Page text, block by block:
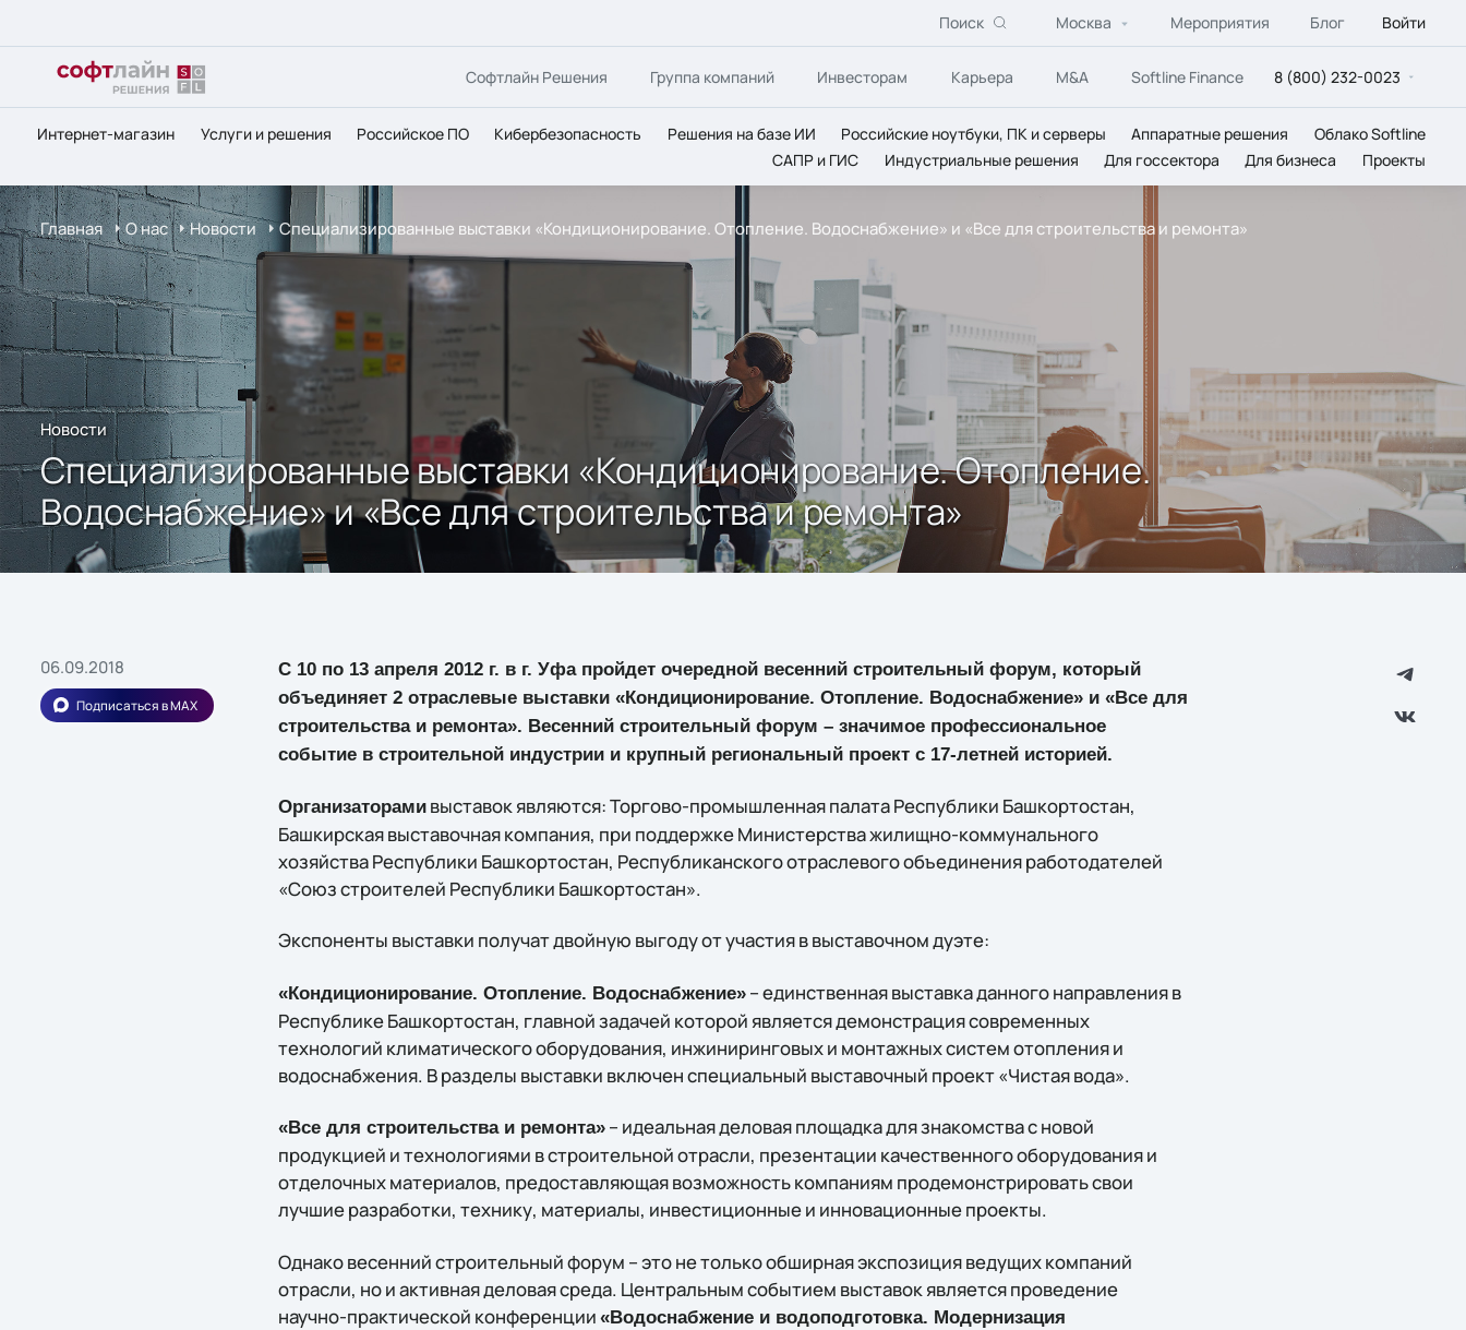
Поиск Москва Мероприятия Блог Войти
Софтлайн Решения Группа компаний Инвесторам Карьера M&A Softline Finance 8 (800) 232-0023
Интернет-магазин Услуги и решения Российское ПО Кибербезопасность Решения на базе ИИ Российские ноутбуки, ПК и серверы Аппаратные решения
Облако Softline
САПР и ГИС
Индустриальные решения Для госсектора Для бизнеса Проекты
Главная О нас Новости Специализированные выставки «Кондиционирование. Отопление. Водоснабжение» и «Все для строительства и ремонта»
Новости
Специализированные выставки «Кондиционирование. Отопление.
Водоснабжение» и «Все для строительства и ремонта»
06.09.2018
Подписаться в MAX
С 10 по 13 апреля 2012 г. в г. Уфа пройдет очередной весенний строительный форум, который
объединяет 2 отраслевые выставки «Кондиционирование. Отопление. Водоснабжение» и «Все для
строительства и ремонта». Весенний строительный форум – значимое профессиональное
событие в строительной индустрии и крупный региональный проект с 17-летней историей.
Организаторамивыставок являются: Торгово-промышленная палата Республики Башкортостан,
Башкирская выставочная компания, при поддержке Министерства жилищно-коммунального
хозяйства Республики Башкортостан, Республиканского отраслевого объединения работодателей
«Союз строителей Республики Башкортостан».
Экспоненты выставки получат двойную выгоду от участия в выставочном дуэте:
«Кондиционирование. Отопление. Водоснабжение»– единственная выставка данного направления в
Республике Башкортостан, главной задачей которой является демонстрация современных
технологий климатического оборудования, инжиниринговых и монтажных систем отопления и
водоснабжения. В разделы выставки включен специальный выставочный проект «Чистая вода».
«Все для строительства и ремонта»– идеальная деловая площадка для знакомства с новой
продукцией и технологиями в строительной отрасли, презентации качественного оборудования и
отделочных материалов, предоставляющая возможность компаниям продемонстрировать свои
лучшие разработки, технику, материалы, инвестиционные и инновационные проекты.
Однако весенний строительный форум – это не только обширная экспозиция ведущих компаний
отрасли, но и активная деловая среда. Центральным событием выставок является проведение
научно-практической конференции «Водоснабжение и водоподготовка. Модернизация